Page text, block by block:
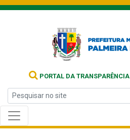
PORTAL DA TRANSPARÊNCIA